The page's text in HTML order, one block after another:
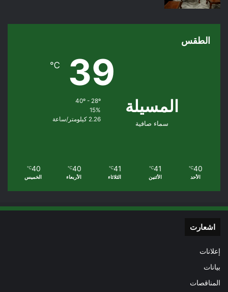
الطقس
المسيلة
سماء صافية
39
℃
40º - 28º
15%
2.26 كيلومتر/ساعة
40
℃
الأحد
41
℃
الأثنين
41
℃
الثلاثاء
40
℃
الأربعاء
40
℃
الخميس
اشعارت
إعلانات
بيانات
المناقصات